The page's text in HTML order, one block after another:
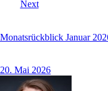
Next
Monatsrückblick Januar
20. Mai 2026